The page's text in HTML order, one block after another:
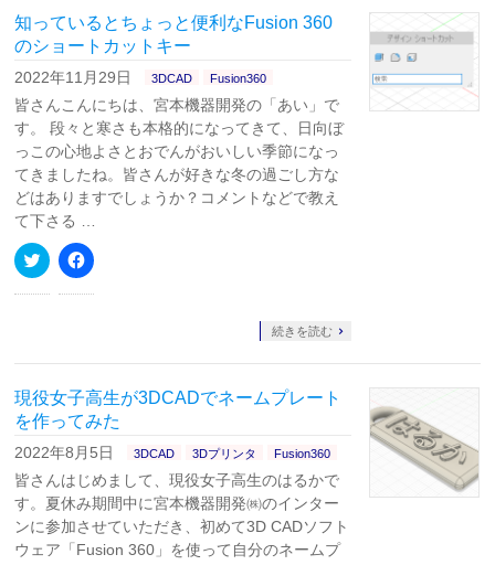
(新
し
い
ウ
ィ
ン
ド
ウ
で
開
き
ま
す)
リ
ッ
ク
し
て
く
だ
さ
い
(新
し
い
ウ
ィ
ン
ド
で
開
ま
知っているとちょっと便利なFusion 360
のショートカットキー
2022年11月29日 3DCAD Fusion360
皆さんこんにちは、宮本機器開発の「あい」で
す。 段々と寒さも本格的になってきて、日向ぼ
っこの心地よさとおでんがおいしい季節になっ
てきましたね。皆さんが好きな冬の過ごし方な
どはありますでしょうか？コメントなどで教え
て下さる …
ク
リ
ク
有
(新
し
い
ウ
ィ
ン
ド
ウ
で
開
き
ま
Facebook
で
有
リ
ッ
ク
し
て
く
だ
さ
い
(新
し
い
ウ
続きを読む
現役女子高生が3DCADでネームプレート
を作ってみた
2022年8月5日 3DCAD 3Dプリンタ Fusion360
皆さんはじめまして、現役女子高生のはるかで
す。夏休み期間中に宮本機器開発㈱のインター
ンに参加させていただき、初めて3D CADソフト
ウェア「Fusion 360」を使って自分のネームプ